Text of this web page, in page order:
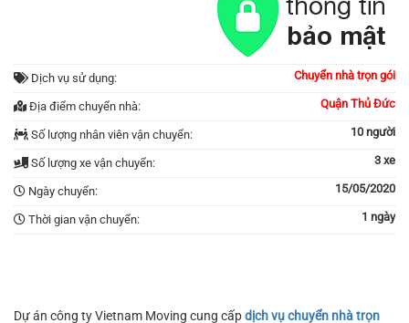
Dịch vụ sử dụng: Chuyển nhà trọn gói
Địa điểm chuyển nhà: Quận Thủ Đức
Số lượng nhân viên vận chuyển: 10 người
Số lượng xe vận chuyển: 3 xe
Ngày chuyển: 15/05/2020
Thời gian vận chuyển: 1 ngày
Dự án công ty Vietnam Moving cung cấpdịch vụ chuyển nhà trọn